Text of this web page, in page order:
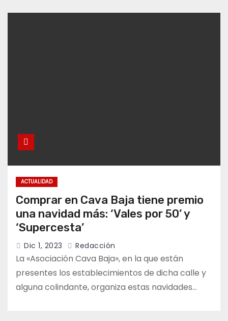
ACTUALIDAD
Comprar en Cava Baja tiene premio
una navidad más: ‘Vales por 50’ y
‘Supercesta’
Dic 1, 2023 Redacción
La «Asociación Cava Baja», en la que están
presentes los establecimientos de dicha calle y
alguna colindante, organiza estas navidades…